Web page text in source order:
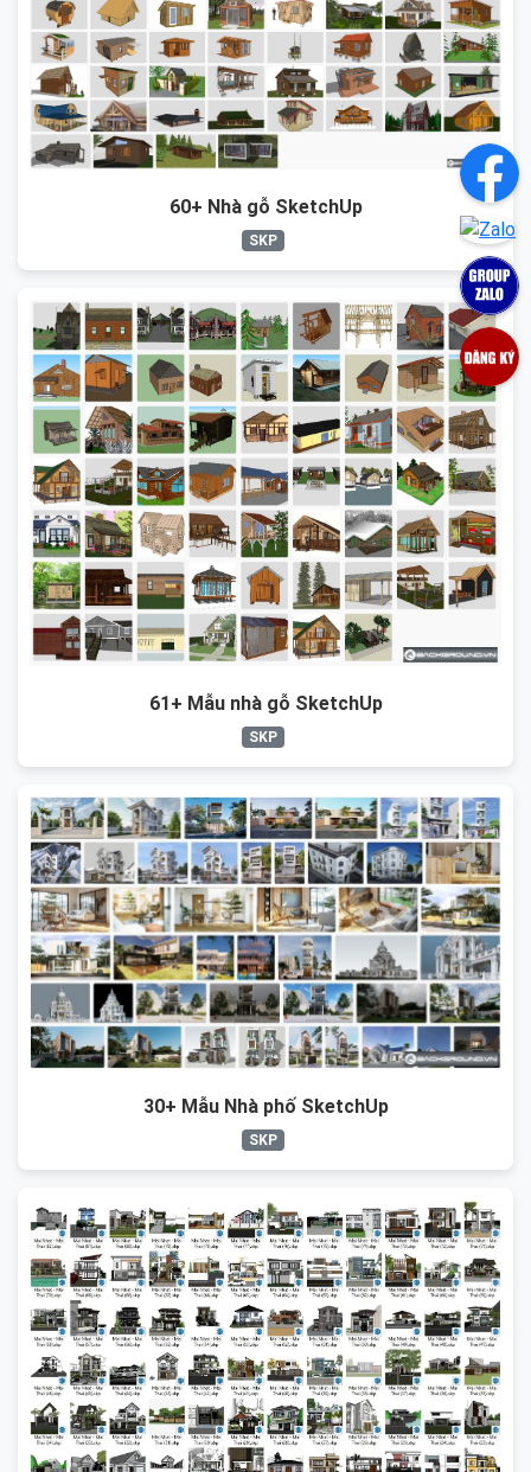
60+ Nhà gỗ SketchUp
SKP
61+ Mẫu nhà gỗ SketchUp
SKP
30+ Mẫu Nhà phố SketchUp
SKP